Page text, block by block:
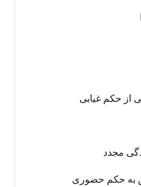
از حکم غیابی
مجدد
به حکم حضوری